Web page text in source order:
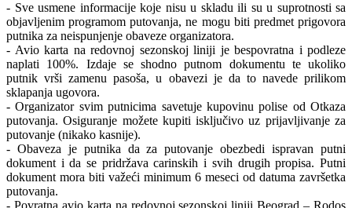
- Sve usmene informacije koje nisu u skladu ili su u suprotnosti sa
objavljenim programom putovanja, ne mogu biti predmet prigovora
putnika za neispunjenje obaveze organizatora.
- Avio karta na redovnoj sezonskoj liniji je bespovratna i podleze
naplati 100%. Izdaje se shodno putnom dokumentu te ukoliko
putnik vrši zamenu pasoša, u obavezi je da to navede prilikom
sklapanja ugovora.
- Organizator svim putnicima savetuje kupovinu polise od Otkaza
putovanja. Osiguranje možete kupiti isključivo uz prijavljivanje za
putovanje (nikako kasnije).
- Obaveza je putnika da za putovanje obezbedi ispravan putni
dokument i da se pridržava carinskih i svih drugih propisa. Putni
dokument mora biti važeći minimum 6 meseci od datuma završetka
putovanja.